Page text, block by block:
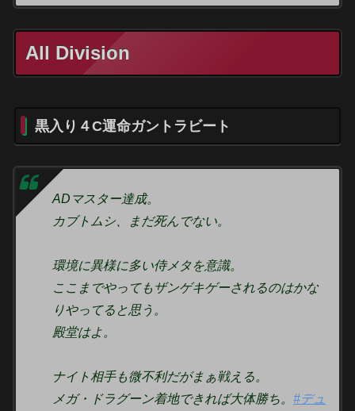
All Division
黒入り４C運命ガントラビート
ADマスター達成。
カブトムシ、まだ死んでない。
環境に異様に多い侍メタを意識。
ここまでやってもザンゲキゲーされるのはかな
りやってると思う。
殿堂はよ。
ナイト相手も微不利だがまぁ戦える。
メガ・ドラグーン着地できれば大体勝ち。#デュ